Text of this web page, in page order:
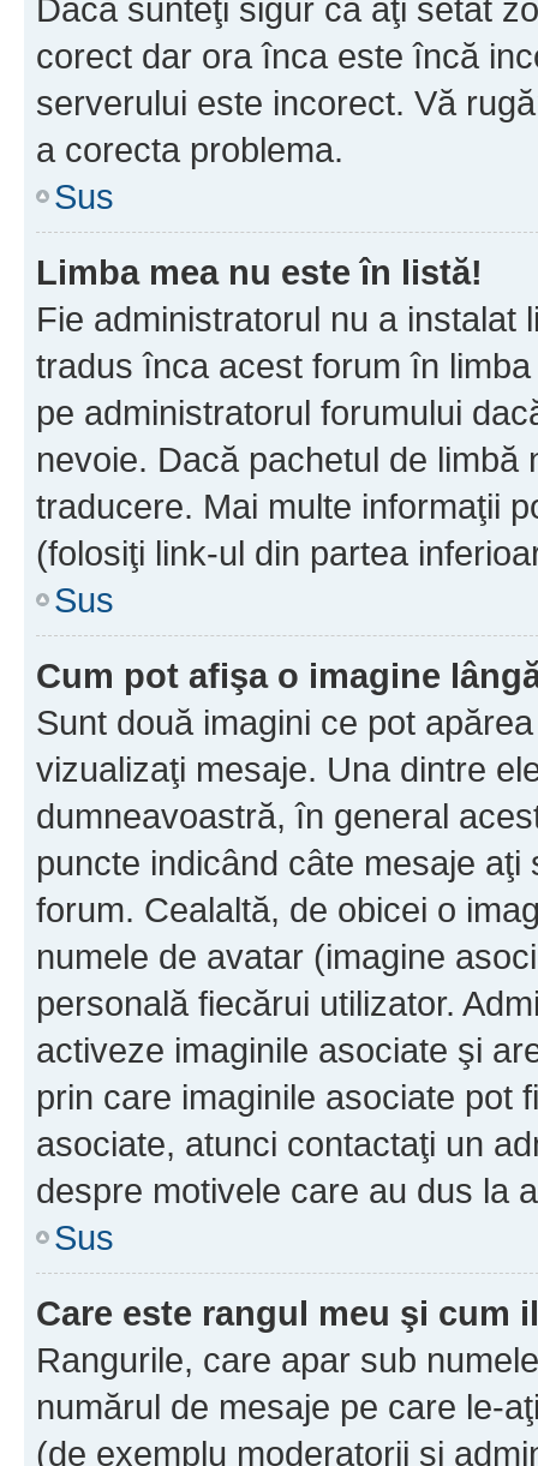
Dacă sunteţi sigur că aţi setat
corect dar ora înca este încă
serverului este incorect. Vă
a corecta problema.
Sus
Limba mea nu este în listă!
Fie administratorul nu a instalat
tradus înca acest forum în
pe administratorul forumului
nevoie. Dacă pachetul de
traducere. Mai multe informaţii
(folosiţi link-ul din partea
Sus
Cum pot afişa o imagine
Sunt două imagini ce pot
vizualizaţi mesaje. Una dintre
dumneavoastră, în general
puncte indicând câte mesaje
forum. Cealaltă, de obicei o
numele de avatar (imagine
personală fiecărui utilizator.
activeze imaginile asociate şi
prin care imaginile asociate pot
asociate, atunci contactaţi un
despre motivele care au dus la
Sus
Care este rangul meu şi cum
Rangurile, care apar sub
numărul de mesaje pe care le-
(de exemplu moderatorii şi